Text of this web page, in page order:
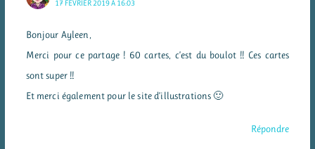
17 FÉVRIER 2019 À 16:03
Bonjour Ayleen,
Merci pour ce partage ! 60 cartes, c’est du boulot !! Ces cartes
sont super !!
Et merci également pour le site d’illustrations 🙂
Répondre